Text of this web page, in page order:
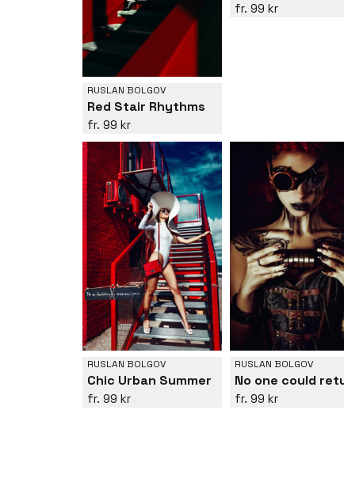
RUSLAN BOLGOV
Red Stair Rhythms
99 kr
99 kr
RUSLAN BOLGOV
Chic Urban Summer
99 kr
RUSLAN BOLGOV
99 kr